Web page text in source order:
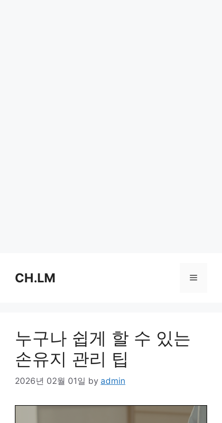
contentCH.LM Menu
누구나 쉽게 할 수 있는
손유지 관리 팁
2026년 02월 01일 by admin